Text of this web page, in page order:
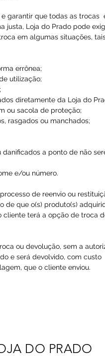
garantir que todas as trocas
justa, Loja do Prado pode
em algumas situações,
errônea;
utilização;
diretamente da Loja do
ou sacola de proteção;
rasgados ou manchados;
a ponto de não
e/ou número.
de reenvio ou
de que o(s) produto(s)
terá a opção de troca
ou devolução, sem a
e será devolvido, com custo
que o cliente enviou.​
DO PRADO